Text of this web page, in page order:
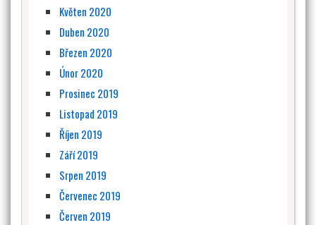
Květen 2020
Duben 2020
Březen 2020
Únor 2020
Prosinec 2019
Listopad 2019
Říjen 2019
Září 2019
Srpen 2019
Červenec 2019
Červen 2019